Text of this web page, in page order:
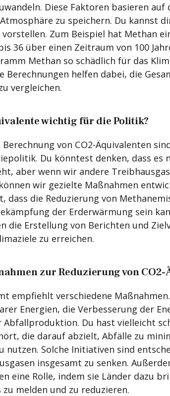
Diese Faktoren basieren auf
zu speichern. Du kannst
Zum Beispiel hat Methan
36 über einen Zeitraum von 100
Methan so schädlich für das
Berechnungen helfen dabei, die
vergleichen.
wichtig für die Politik?
von CO2-Äquivalenten
Du könntest denken, dass es
aber wenn wir andere
wir gezielte Maßnahmen
dass die Reduzierung von
der Erderwärmung sein
die Erstellung von Berichten und
zu erreichen.
zur Reduzierung von CO2-
empfiehlt verschiedene
Energien, die Verbesserung der
Abfallproduktion. Du hast vielleicht
die darauf abzielt, Abfälle zu
nutzen. Solche Initiativen sind
insgesamt zu senken.
eine Rolle, indem sie Länder dazu
melden und zu reduzieren.